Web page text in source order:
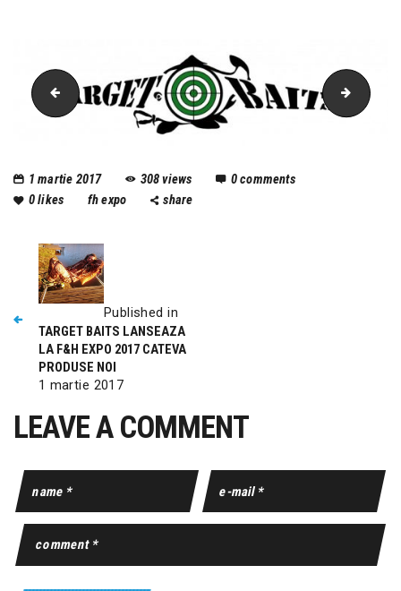
boiliesuri popup
1 martie 2017 308views 0comments
0likes fh expo share
Published in
TARGET BAITS LANSEAZA
LA F&H EXPO 2017 CATEVA
PRODUSE NOI
1 martie 2017
LEAVE A COMMENT